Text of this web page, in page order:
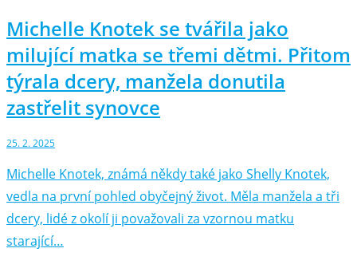
Michelle Knotek se tvářila jako
milující matka se třemi dětmi. Přitom
týrala dcery, manžela donutila
zastřelit synovce
25. 2. 2025
Michelle Knotek, známá někdy také jako Shelly Knotek,
vedla na první pohled obyčejný život. Měla manžela a tři
dcery, lidé z okolí ji považovali za vzornou matku
starající…